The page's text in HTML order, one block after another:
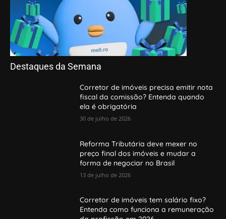
Destaques da Semana
Corretor de imóveis precisa emitir nota
fiscal da comissão? Entenda quando
ela é obrigatória
30 de julho de 2026
Reforma Tributária deve mexer no
preço final dos imóveis e mudar a
forma de negociar no Brasil
13 de julho de 2026
Corretor de imóveis tem salário fixo?
Entenda como funciona a remuneração